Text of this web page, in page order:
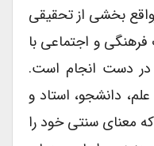
بخشی از تحقیقی
و اجتماعی با
دست انجام است.
دانشجو، استاد و
سنتی خود را